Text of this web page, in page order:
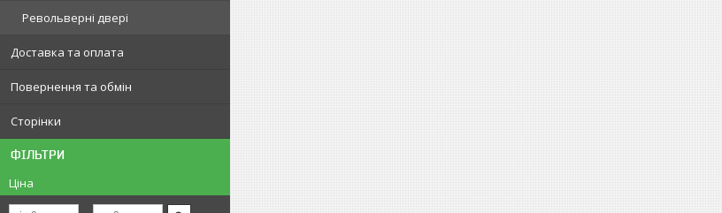
Револьверні двері
Доставка та оплата
Повернення та обмін
Сторінки
ФІЛЬТРИ
Ціна